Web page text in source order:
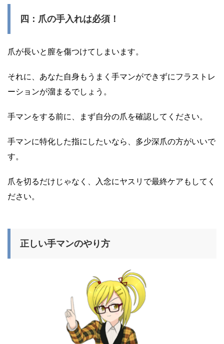
四：爪の手入れは必須！
爪が長いと膣を傷つけてしまいます。
それに、あなた自身もうまく手マンができずにフラストレ
ーションが溜まるでしょう。
手マンをする前に、まず自分の爪を確認してください。
手マンに特化した指にしたいなら、多少深爪の方がいいで
す。
爪を切るだけじゃなく、入念にヤスリで最終ケアもしてく
ださい。
正しい手マンのやり方